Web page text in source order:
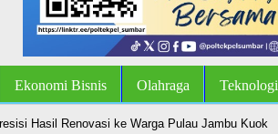
Ekonomi Bisnis Olahraga Teknologi
Renovasi ke Warga Pulau Jambu Kuok •